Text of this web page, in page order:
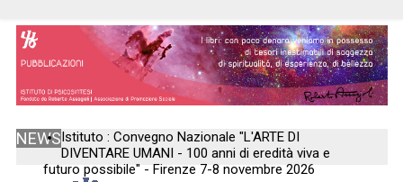
NEWSIstituto : Convegno Nazionale "L'ARTE DI
DIVENTARE UMANI - 100 anni di eredità viva e
futuro possibile" - Firenze 7-8 novembre 2026